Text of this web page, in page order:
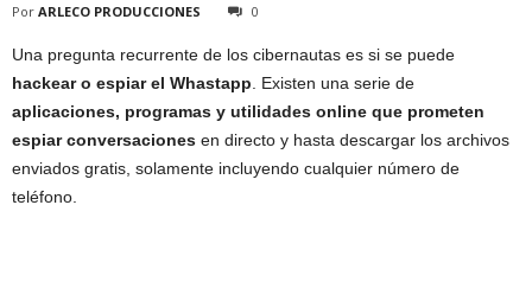
Por ARLECO PRODUCCIONES 0
Una pregunta recurrente de los cibernautas es si se puede
hackear o espiar el Whastapp . Existen una serie de
aplicaciones, programas y utilidades online que prometen
espiar conversaciones en directo y hasta descargar los archivos
enviados gratis, solamente incluyendo cualquier número de
teléfono.